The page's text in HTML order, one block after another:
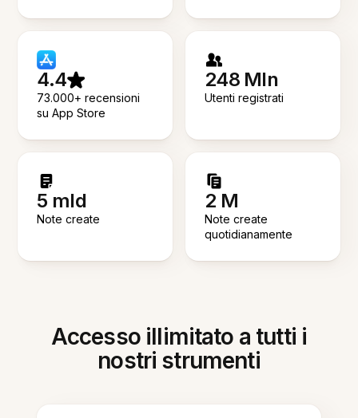
4.4
73.000+ recensioni
su App Store
248 Mln
Utenti registrati
5 mld
Note create
2 M
Note create
quotidianamente
Accesso illimitato a tutti i
nostri strumenti